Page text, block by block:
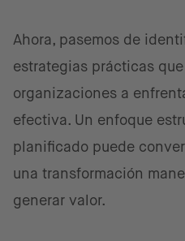
Ahora, pasemos de
estrategias prácticas
organizaciones a
efectiva. Un enfoque
planificado puede
una transformación
generar valor.